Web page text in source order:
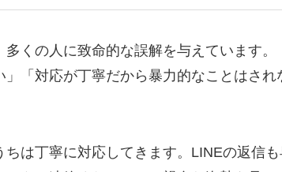
多くの人に致命的な誤解を与えています
「対応が丁寧だから暴力的なことはされ
は丁寧に対応してきます。LINEの返信